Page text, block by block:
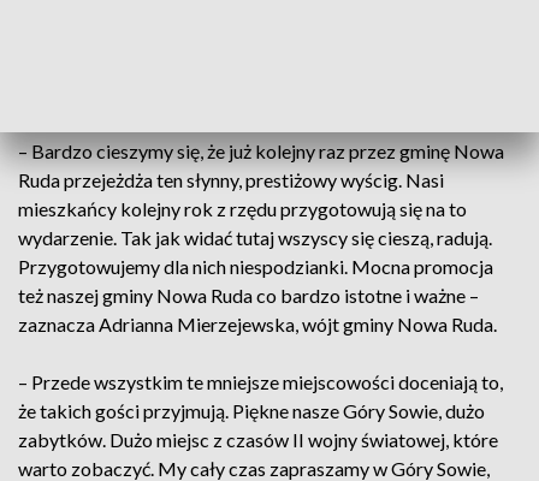
– Bardzo cieszymy się, że już kolejny raz przez gminę Nowa
Ruda przejeżdża ten słynny, prestiżowy wyścig. Nasi
mieszkańcy kolejny rok z rzędu przygotowują się na to
wydarzenie. Tak jak widać tutaj wszyscy się cieszą, radują.
Przygotowujemy dla nich niespodzianki. Mocna promocja
też naszej gminy Nowa Ruda co bardzo istotne i ważne –
zaznacza Adrianna Mierzejewska, wójt gminy Nowa Ruda.
– Przede wszystkim te mniejsze miejscowości doceniają to,
że takich gości przyjmują. Piękne nasze Góry Sowie, dużo
zabytków. Dużo miejsc z czasów II wojny światowej, które
warto zobaczyć. My cały czas zapraszamy w Góry Sowie,